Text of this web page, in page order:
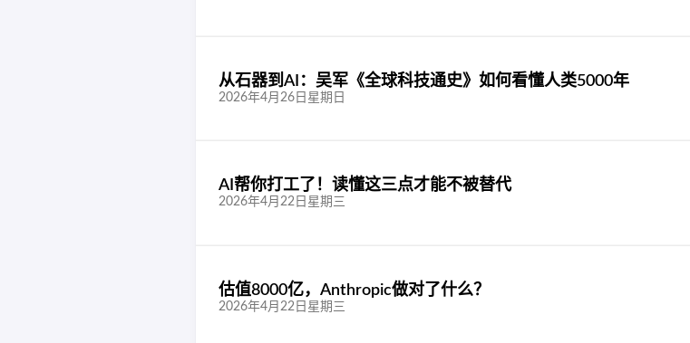
从石器到AI：吴军《全球科技通史》如何看懂人类5000年
2026年4月26日星期日
AI帮你打工了！读懂这三点才能不被替代
2026年4月22日星期三
估值8000亿，Anthropic做对了什么？
2026年4月22日星期三